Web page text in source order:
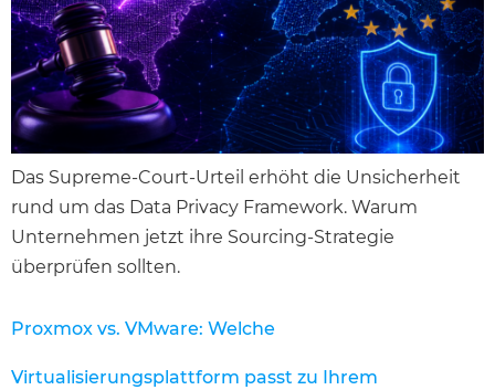
Das Supreme-Court-Urteil erhöht die Unsicherheit
rund um das Data Privacy Framework. Warum
Unternehmen jetzt ihre Sourcing-Strategie
überprüfen sollten.
Proxmox vs. VMware: Welche
Virtualisierungsplattform passt zu Ihrem